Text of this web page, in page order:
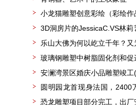
小龙猫雕塑创意彩绘（彩绘作
3D洞房片的JessicaC.VS林
绘
乐山大佛为何以屹立千年？
也不打坐呢？
玻璃钢雕塑中树脂固化剂和促
安澜湾景区婚庆小品雕塑竣工
圆明园龙首现身法国，2400
假难辨。
恐龙雕塑项目部分完工，出厂